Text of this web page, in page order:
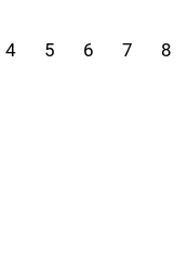
4 5 6 7 8